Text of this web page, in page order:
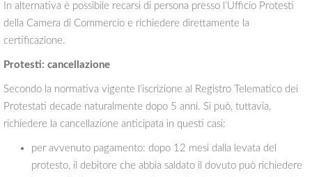
In alternativa è possibile recarsi di persona presso l’Ufficio Protesti
della Camera di Commercio e richiedere direttamente la
certificazione.
Protesti: cancellazione
Secondo la normativa vigente l’iscrizione al Registro Telematico dei
Protestati decade naturalmente dopo 5 anni. Si può, tuttavia,
richiedere la cancellazione anticipata in questi casi:
per avvenuto pagamento: dopo 12 mesi dalla levata del
protesto, il debitore che abbia saldato il dovuto può richiedere